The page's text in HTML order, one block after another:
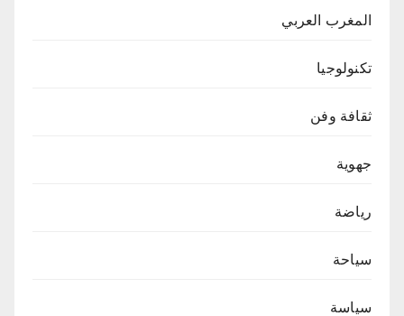
المغرب العربي
تكنولوجيا
ثقافة وفن
جهوية
رياضة
سياحة
سياسة